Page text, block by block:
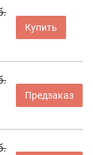
Купить
Предзаказ